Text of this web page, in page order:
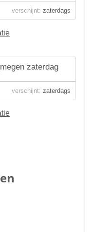
verschijnt: zaterdags
zaterdag
verschijnt: zaterdags